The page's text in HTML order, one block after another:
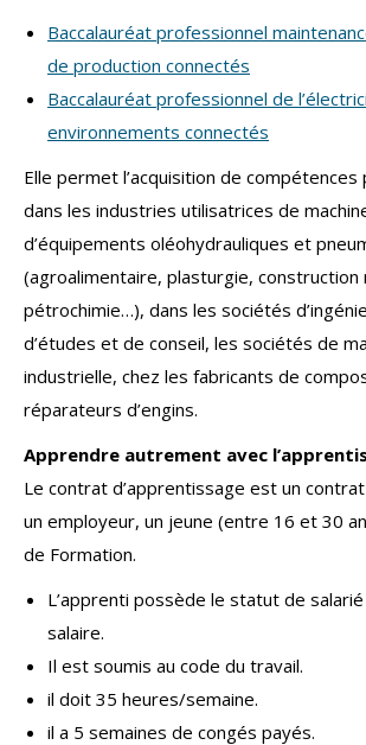
Baccalauréat professionnel
de production connectés
Baccalauréat professionnel de
environnements connectés
Elle permet l’acquisition de
dans les industries utilisatrices de
d’équipements oléohydrauliques et
(agroalimentaire, plasturgie, construction
pétrochimie…), dans les sociétés
d’études et de conseil, les sociétés de
industrielle, chez les fabricants de
réparateurs d’engins.
Apprendre autrement avec
Le contrat d’apprentissage est un
un employeur, un jeune (entre 16 et 30
de Formation.
L’apprenti possède le statut de
salaire.
Il est soumis au code du travail.
il doit 35 heures/semaine.
il a 5 semaines de congés payés.